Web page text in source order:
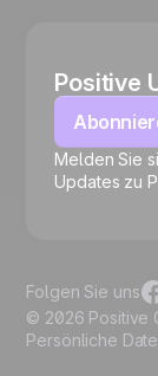
Positive
Melden Sie
Updates zu
© 2026 Positive
Persönliche
Folgen Sie uns